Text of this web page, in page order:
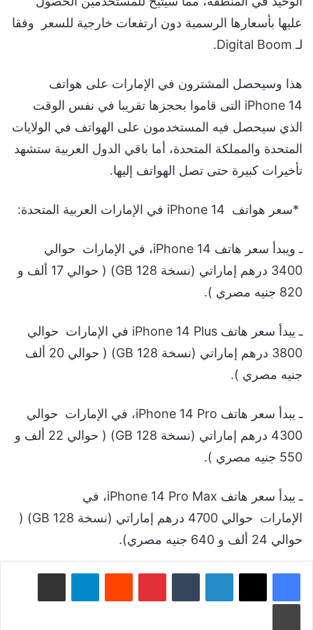
عليها بأسعارها الرسمية دون ارتفعات خارجية للسعر وفقا
لـ Digital Boom.
هذا وسيحصل المشترون في الإمارات على هواتف
iPhone 14 التى قاموا بحجزها تقريبا في نفس الوقت
الذي سيحصل فيه المستخدمون على الهواتف في الولايات
المتحدة والمملكة المتحدة، أما باقي الدول العربية ستشهد
تأخيرات كبيرة حتى تصل الهواتف إليها.
*سعر هواتف iPhone 14 في الإمارات العربية المتحدة:
ـ ويبدأ سعر هاتف iPhone 14، في الإمارات حوالي
3400 درهم إماراتي (نسخة 128 GB) ( حوالي 17 ألف و
820 جنيه مصري ).
ـ يبدأ سعر هاتف iPhone 14 Plus في الإمارات حوالي
3800 درهم إماراتي (نسخة 128 GB) ( حوالي 20 ألف
جنيه مصري ).
ـ يبدأ سعر هاتف iPhone 14 Pro، في الإمارات حوالي
4300 درهم إماراتي (نسخة 128 GB) ( حوالي 22 ألف و
550 جنيه مصري ).
ـ يبدأ سعر هاتف iPhone 14 Pro Max، في
الإمارات حوالي 4700 درهم إماراتي (نسخة 128 GB) (
حوالي 24 ألف و 640 جنيه مصري).
لينكدإن بينتيريست